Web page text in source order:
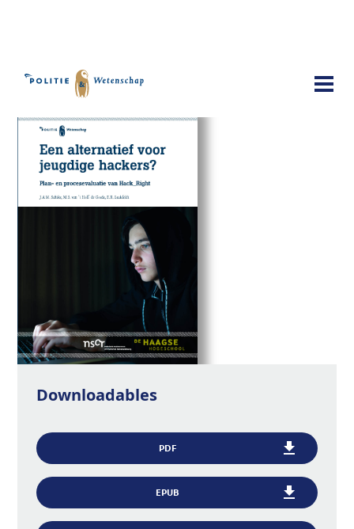
Publicaties Een alternatief voor jeugdige hackers?
Downloadables
PDF
EPUB